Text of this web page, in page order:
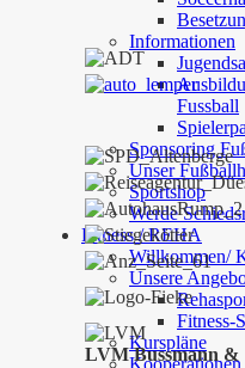
Informationen
Fussball
Sponsoring
Unser
Sportshop
Werde
Fitness / REHA
Willkommen/
Unsere
Fitness-
Kurspläne
Kooperationen
LVM Bussmann &